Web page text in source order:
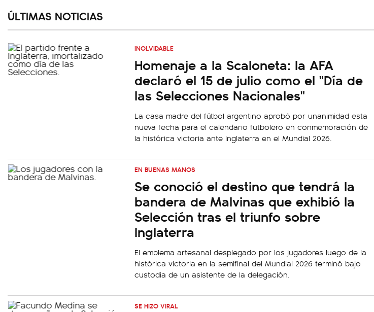
ÚLTIMAS NOTICIAS
INOLVIDABLE
Homenaje a la Scaloneta: la AFA
declaró el 15 de julio como el "Día de
las Selecciones Nacionales"
La casa madre del fútbol argentino aprobó por unanimidad esta
nueva fecha para el calendario futbolero en conmemoración de
la histórica victoria ante Inglaterra en el Mundial 2026.
EN BUENAS MANOS
Se conoció el destino que tendrá la
bandera de Malvinas que exhibió la
Selección tras el triunfo sobre
Inglaterra
El emblema artesanal desplegado por los jugadores luego de la
histórica victoria en la semifinal del Mundial 2026 terminó bajo
custodia de un asistente de la delegación.
SE HIZO VIRAL